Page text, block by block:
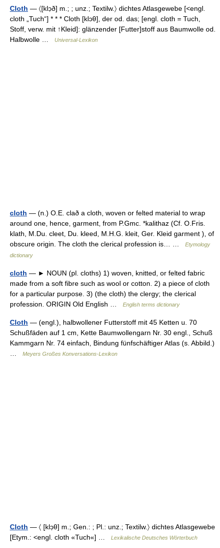
Cloth — 〈[klɔ̣ð] m.; ; unz.; Textilw.〉 dichtes Atlasgewebe [<engl.
cloth „Tuch“] * * * Cloth [klɔθ], der od. das; [engl. cloth = Tuch,
Stoff, verw. mit ↑Kleid]: glänzender [Futter]stoff aus Baumwolle od.
Halbwolle …
Universal-Lexikon
cloth — (n.) O.E. clað a cloth, woven or felted material to wrap
around one, hence, garment, from P.Gmc. *kalithaz (Cf. O.Fris.
klath, M.Du. cleet, Du. kleed, M.H.G. kleit, Ger. Kleid garment ), of
obscure origin. The cloth the clerical profession is… …
Etymology
dictionary
cloth — ► NOUN (pl. cloths) 1) woven, knitted, or felted fabric
made from a soft fibre such as wool or cotton. 2) a piece of cloth
for a particular purpose. 3) (the cloth) the clergy; the clerical
profession. ORIGIN Old English …
English terms dictionary
Cloth — (engl.), halbwollener Futterstoff mit 45 Ketten u. 70
Schußfäden auf 1 cm, Kette Baumwollengarn Nr. 30 engl., Schuß
Kammgarn Nr. 74 einfach, Bindung fünfschäftiger Atlas (s. Abbild.)
Meyers Großes Konversations-Lexikon
Cloth — 〈 [klɔ̣θ] m.; Gen.: ; Pl.: unz.; Textilw.〉 dichtes Atlasgewebe
[Etym.: <engl. cloth «Tuch«] …
Lexikalische Deutsches Wörterbuch